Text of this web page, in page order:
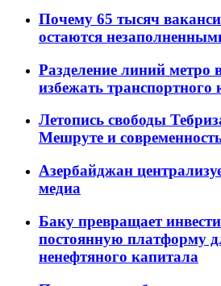
Почему 65 тысяч
остаются
Разделение линий метро
избежать транспортного
Летопись свободы
Мешруте и
Азербайджан
медиа
Баку превращает
постоянную платформу
ненефтяного капитала